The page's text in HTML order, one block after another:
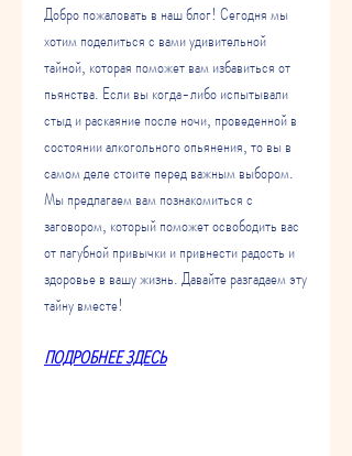
Добро пожаловать в наш блог! Сегодня мы
хотим поделиться с вами удивительной
тайной, которая поможет вам избавиться от
пьянства. Если вы когда-либо испытывали
стыд и раскаяние после ночи, проведенной в
состоянии алкогольного опьянения, то вы в
самом деле стоите перед важным выбором.
Мы предлагаем вам познакомиться с
заговором, который поможет освободить вас
от пагубной привычки и привнести радость и
здоровье в вашу жизнь. Давайте разгадаем эту
тайну вместе!
ПОДРОБНЕЕ ЗДЕСЬ